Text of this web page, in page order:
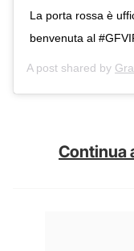
La porta rossa è
benvenuta al
A post shared by
Continua